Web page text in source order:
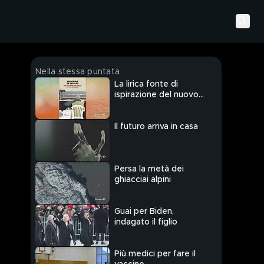
Nella stessa puntata
La lirica fonte di
ispirazione del nuovo
Il futuro arriva in casa
Persa la metà dei
ghiacciai alpini
Guai per Biden,
indagato il figlio
Più medici per fare il